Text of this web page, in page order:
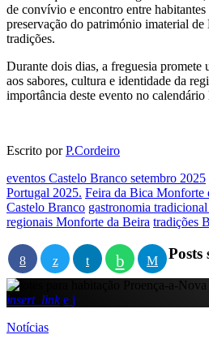
de convívio e encontro entre
preservação do património imaterial
tradições.
Durante dois dias, a freguesia promete
aos sabores, cultura e identidade da
importância deste evento no calendário
Escrito porP.Cordeiro
eventos Castelo Branco setembro 2025
Portugal 2025. Feira da Bica Monforte
Castelo Branco gastronomia
regionais Monforte da Beira tradições
Posts
insert_link
Notícias